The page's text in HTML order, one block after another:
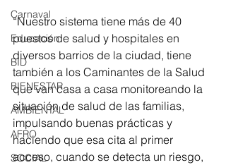
Carnaval
Educación
BID
BIENESTAR
AMBIENTAL
AFRO
SOCIAL
“Nuestro sistema tiene más de 40
puestos de salud y hospitales en
diversos barrios de la ciudad, tiene
también a los Caminantes de la Salud
que van casa a casa monitoreando la
situación de salud de las familias,
impulsando buenas prácticas y
haciendo que esa cita al primer
acceso, cuando se detecta un riesgo,